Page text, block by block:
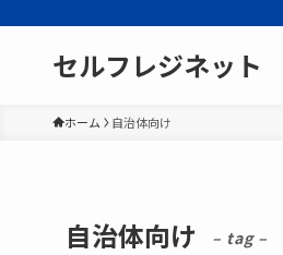
セルフレジネット
ホーム 自治体向け
自治体向け – tag –